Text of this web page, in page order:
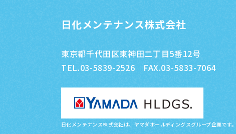
日化メンテナンス株式会社
東京都千代田区東神田二丁目5番12号
TEL.03-5839-2526 FAX.03-5833-7064
日化メンテナンス株式会社は、ヤマダホールディングスグループ企業です。